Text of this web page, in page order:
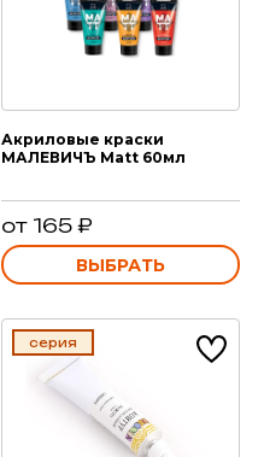
Акриловые краски
МАЛЕВИЧЪ Matt 60мл
от 165 ₽
ВЫБРАТЬ
серия